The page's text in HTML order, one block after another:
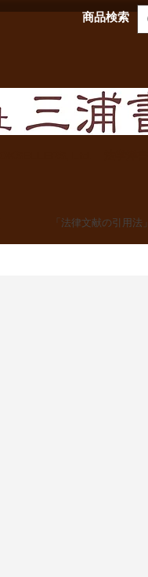
商品検索
「法律文献の引用法」